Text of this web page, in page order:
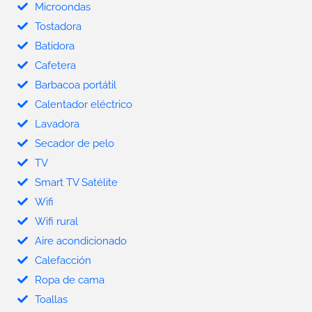
Microondas
Tostadora
Batidora
Cafetera
Barbacoa portátil
Calentador eléctrico
Lavadora
Secador de pelo
TV
Smart TV Satélite
Wifi
Wifi rural
Aire acondicionado
Calefacción
Ropa de cama
Toallas